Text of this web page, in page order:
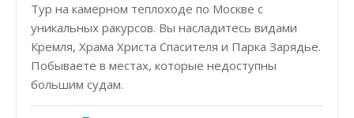
Тур на камерном теплоходе по Москве с
уникальных ракурсов. Вы насладитесь видами
Кремля, Храма Христа Спасителя и Парка Зарядье.
Побываете в местах, которые недоступны
большим судам.